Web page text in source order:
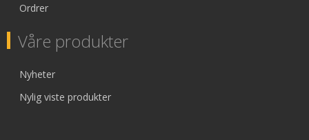
Ordrer
Våre produkter
Nyheter
Nylig viste produkter